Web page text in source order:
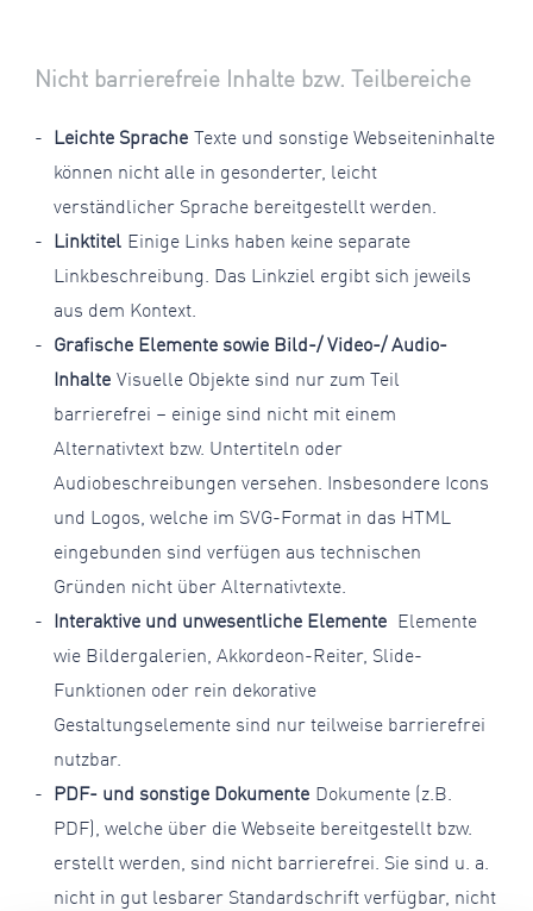
Nicht barrierefreie Inhalte bzw. Teilbereiche
Leichte Sprache Texte und sonstige Webseiteninhalte
können nicht alle in gesonderter, leicht
verständlicher Sprache bereitgestellt werden.
Linktitel Einige Links haben keine separate
Linkbeschreibung. Das Linkziel ergibt sich jeweils
aus dem Kontext.
Grafische Elemente sowie Bild-/ Video-/ Audio-
Inhalte Visuelle Objekte sind nur zum Teil
barrierefrei – einige sind nicht mit einem
Alternativtext bzw. Untertiteln oder
Audiobeschreibungen versehen. Insbesondere Icons
und Logos, welche im SVG-Format in das HTML
eingebunden sind verfügen aus technischen
Gründen nicht über Alternativtexte.
Interaktive und unwesentliche Elemente Elemente
wie Bildergalerien, Akkordeon-Reiter, Slide-
Funktionen oder rein dekorative
Gestaltungselemente sind nur teilweise barrierefrei
nutzbar.
PDF- und sonstige Dokumente Dokumente (z.B.
PDF), welche über die Webseite bereitgestellt bzw.
erstellt werden, sind nicht barrierefrei. Sie sind u. a.
nicht in gut lesbarer Standardschrift verfügbar, nicht